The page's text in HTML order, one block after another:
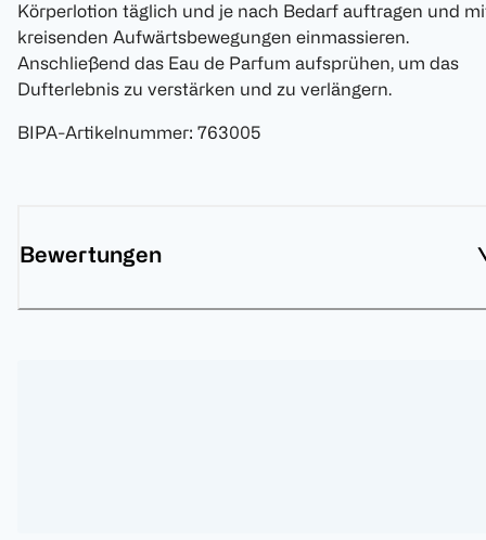
Körperlotion täglich und je nach Bedarf auftragen und
kreisenden Aufwärtsbewegungen einmassieren.
Anschließend das Eau de Parfum aufsprühen, um das
Dufterlebnis zu verstärken und zu verlängern.
BIPA-Artikelnummer: 763005
Bewertungen